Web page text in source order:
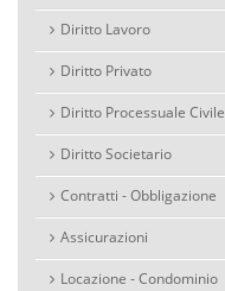
Diritto Lavoro
Diritto Privato
Diritto Processuale Civile
Diritto Societario
Contratti - Obbligazione
Assicurazioni
Locazione - Condominio